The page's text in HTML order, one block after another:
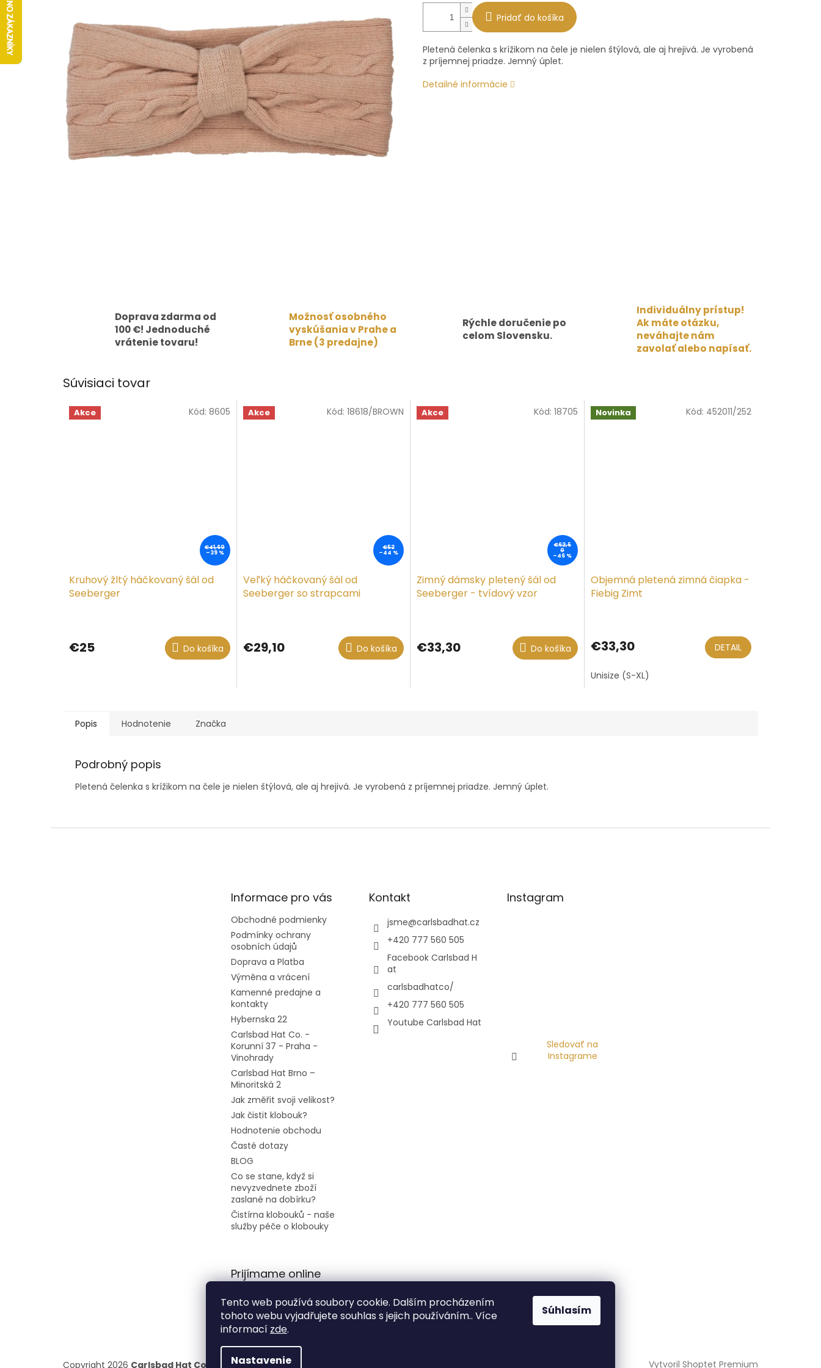
Tento web používá soubory cookie. Dalším procházením
tohoto webu vyjadřujete souhlas s jejich používáním.. Více
informací zde.
Nastavenie
Súhlasím
Pridať do košíka
Pletená čelenka s krížikom na čele je nielen štýlová, ale aj hrejivá. Je vyrobená
z príjemnej priadze. Jemný úplet.
Detailné informácie
Doprava zdarma od
100 €! Jednoduché
vrátenie tovaru!
Možnosť osobného
vyskúšania v Prahe a
Brne (3 predajne)
Rýchle doručenie po
celom Slovensku.
Individuálny prístup!
Ak máte otázku,
neváhajte nám
zavolať alebo napísať.
Súvisiaci tovar
Akce
€41,60
–39 %
Kruhový žltý háčkovaný šál od
Seeberger
€25 Do košíka
Kód: 8605 Akce
€52
–44 %
Veľký háčkovaný šál od
Seeberger so strapcami
€29,10 Do košíka
Kód: 18618/BROWN Akce
€62,5
0
–46 %
Zimný dámsky pletený šál od
Seeberger - tvídový vzor
€33,30 Do košíka
Kód: 18705 Novinka
Objemná pletená zimná čiapka -
Fiebig Zimt
€33,30 DETAIL
Unisize (S-XL)
Kód: 452011/252
Popis Hodnotenie Značka
Podrobný popis
Pletená čelenka s krížikom na čele je nielen štýlová, ale aj hrejivá. Je vyrobená z príjemnej priadze. Jemný úplet.
Informace pro vás
Obchodné podmienky
Podmínky ochrany
osobních údajů
Doprava a Platba
Výměna a vrácení
Kamenné predajne a
kontakty
Hybernska 22
Carlsbad Hat Co. -
Korunní 37 - Praha -
Vinohrady
Carlsbad Hat Brno –
Minoritská 2
Jak změřit svoji velikost?
Jak čistit klobouk?
Hodnotenie obchodu
Časté dotazy
BLOG
Co se stane, když si
nevyzvednete zboží
zaslané na dobírku?
Čistírna klobouků - naše
služby péče o klobouky
Kontakt
jsme@carlsbadhat.cz
+420 777 560 505
Facebook Carlsbad H
at
carlsbadhatco/
+420 777 560 505
Youtube Carlsbad Hat
Instagram
Sledovať na
Instagrame
Prijímame online
platby
Vytvoril Shoptet Premium
Copyright 2026 Carlsbad Hat Co. . Všetky práva vyhradené.